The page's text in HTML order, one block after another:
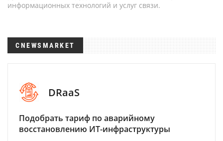
информационных технологий и услуг связи.
CNEWSMARKET
DRaaS
Подобрать тариф по аварийному
восстановлению ИТ-инфраструктуры